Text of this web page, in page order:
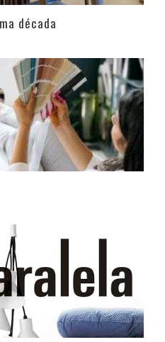
década